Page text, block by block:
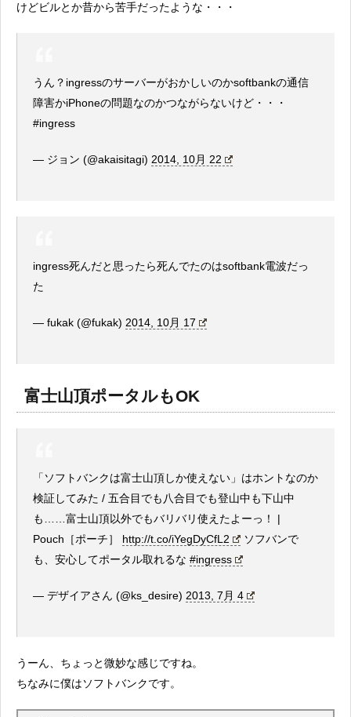
けどビルとか昔から苦手だったような・・・
うん？ingressのサーバーがおかしいのかsoftbankの通信
障害かiPhoneの問題なのかつながらないけど・・・
#ingress
— ジョン (@akaisitagi) 2014, 10月 22
ingress死んだと思ったら死んでたのはsoftbank電波だっ
た
— fukak (@fukak) 2014, 10月 17
富士山頂ポータルもOK
「ソフトバンクは富士山頂しか使えない」はホントなのか
検証してみた / 五合目でも八合目でも登山中も下山中
も……富士山頂以外でもバリバリ使えたよーっ！ |
Pouch［ポーチ］ http://t.co/iYegDyCfL2
ソフバンで
も、安心してポータル取れるな #ingress
— デザイアさん (@ks_desire) 2013, 7月 4
うーん、ちょっと微妙な感じですね。
ちなみに僕はソフトバンクです。